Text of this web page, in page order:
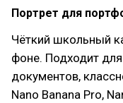
Портрет для
Чёткий школьный
фоне. Подходит
документов,
Nano Banana Pro,